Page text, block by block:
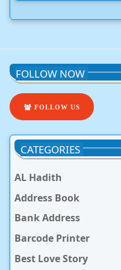
FOLLOW NOW
FOLLOW US
CATEGORIES
AL Hadith
Address Book
Bank Address
Barcode Printer
Best Love Story